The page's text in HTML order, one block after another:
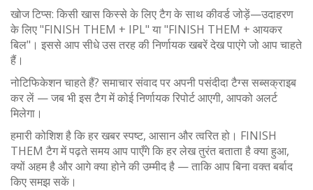
खोज टिप्स: किसी खास किस्से के लिए टैग के साथ कीवर्ड जोड़ें—उदाहरण
के लिए "FINISH THEM + IPL" या "FINISH THEM + आयकर
बिल"। इससे आप सीधे उस तरह की निर्णायक खबरें देख पाएंगे जो आप चाहते
हैं।
नोटिफिकेशन चाहते हैं? समाचार संवाद पर अपनी पसंदीदा टैग्स सब्सक्राइब
कर लें — जब भी इस टैग में कोई निर्णायक रिपोर्ट आएगी, आपको अलर्ट
मिलेगा।
हमारी कोशिश है कि हर खबर स्पष्ट, आसान और त्वरित हो। FINISH
THEM टैग में पढ़ते समय आप पाएँगे कि हर लेख तुरंत बताता है क्या हुआ,
क्यों अहम है और आगे क्या होने की उम्मीद है — ताकि आप बिना वक्त बर्बाद
किए समझ सकें।